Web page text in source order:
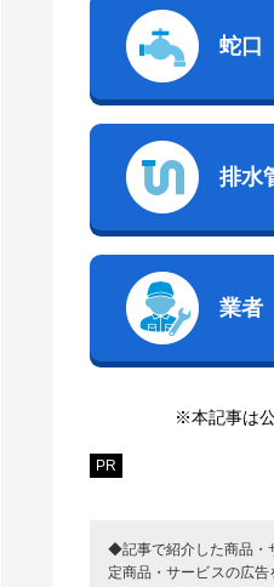
蛇口
排水
業者
※本記事は
PR
◆記事で紹介した商品・
定商品・サービスの広